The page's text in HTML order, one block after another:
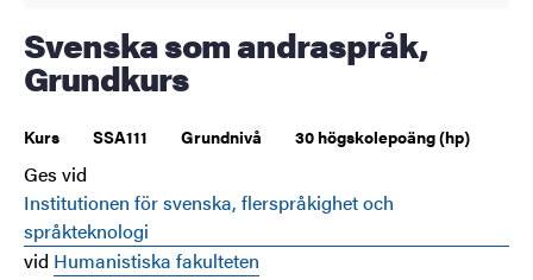
Svenska som andraspråk,
Grundkurs
Kurs SSA111 Grundnivå 30 högskolepoäng (hp)
Ges vid
Institutionen för svenska, flerspråkighet och
språkteknologi
vid Humanistiska fakulteten